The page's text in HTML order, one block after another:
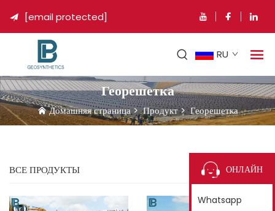
 [email protected]
RU
Георешетка
Домашняя страница>Продукт>Георешетка
ВСЕ ПРОДУКТЫ ОНЛАЙН
Whatsapp